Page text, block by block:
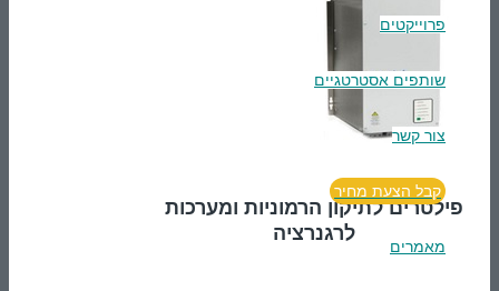
פרוייקטים
שותפים אסטרטגיים
צור קשר
קבל הצעת מחיר
מאמרים
פילטרים לתיקון הרמוניות ומערכות
לרגנרציה